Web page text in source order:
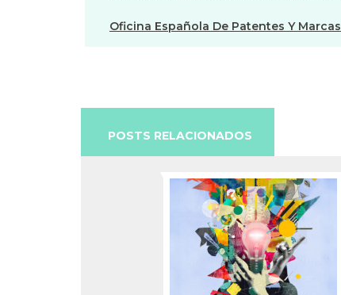
Oficina Española De Patentes Y Marcas
POSTS RELACIONADOS